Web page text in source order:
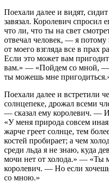
Поехали далее и видят,
завязал. Королевич спросил
что ли, что ты на свет
отвечал человек, — я потому
от моего взгляда все в прах
Если это может вам
вам.» — «Пойдем со мной, —
ты можешь мне
Поехали далее и встретили
солнцепеке, дрожал всеми
— сказал ему королевич. —
«У меня природа совсем
жарче греет солнце, тем
костей пробирает; а чем
среди льда я не знаю, куда
мочи нет от холода.» — «Ты
королевич. — Но если
со мною.»